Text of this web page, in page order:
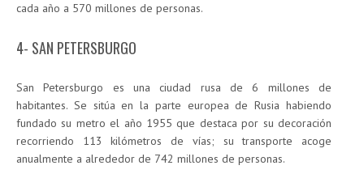
cada año a 570 millones de personas.
4- SAN PETERSBURGO
San Petersburgo es una ciudad rusa de 6 millones de
habitantes. Se sitúa en la parte europea de Rusia habiendo
fundado su metro el año 1955 que destaca por su decoración
recorriendo 113 kilómetros de vías; su transporte acoge
anualmente a alrededor de 742 millones de personas.